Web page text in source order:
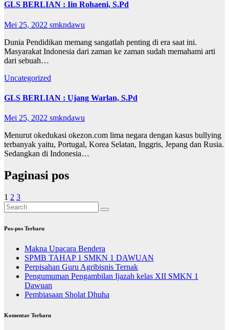
GLS BERLIAN : Iin Rohaeni, S.Pd
Mei 25, 2022 smkndawu
Dunia Pendidikan memang sangatlah penting di era saat ini.
Masyarakat Indonesia dari zaman ke zaman sudah memahami arti
dari sebuah…
Uncategorized
GLS BERLIAN : Ujang Warlan, S.Pd
Mei 25, 2022 smkndawu
Menurut okedukasi okezon.com lima negara dengan kasus bullying
terbanyak yaitu, Portugal, Korea Selatan, Inggris, Jepang dan Rusia.
Sedangkan di Indonesia…
Paginasi pos
1 2 3
Pos-pos Terbaru
Makna Upacara Bendera
SPMB TAHAP 1 SMKN 1 DAWUAN
Perpisahan Guru Agribisnis Ternak
Pengumuman Pengambilan Ijazah kelas XII SMKN 1
Dawuan
Pembiasaan Sholat Dhuha
Komentar Terbaru